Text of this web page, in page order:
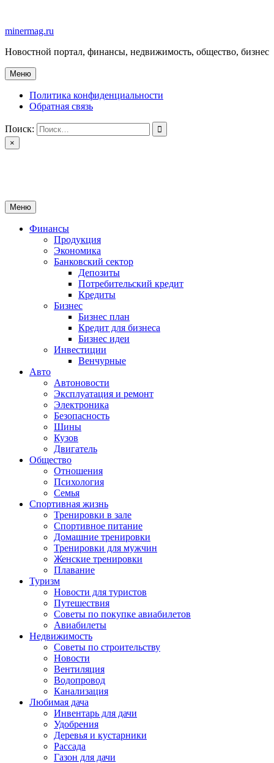
содержимому
minermag.ru
Новостной портал, финансы, недвижимость, общество, бизнес
Меню
Политика конфиденциальности
Обратная связь
Поиск:
×
Меню
Финансы
Продукция
Экономика
Банковский сектор
Депозиты
Потребительский кредит
Кредиты
Бизнес
Бизнес план
Кредит для бизнеса
Бизнес идеи
Инвестиции
Венчурные
Авто
Автоновости
Эксплуатация и ремонт
Электроника
Безопасность
Шины
Кузов
Двигатель
Общество
Отношения
Психология
Семья
Спортивная жизнь
Тренировки в зале
Спортивное питание
Домашние тренировки
Тренировки для мужчин
Женские тренировки
Плавание
Туризм
Новости для туристов
Путешествия
Советы по покупке авиабилетов
Авиабилеты
Недвижимость
Советы по строительству
Новости
Вентиляция
Водопровод
Канализация
Любимая дача
Инвентарь для дачи
Удобрения
Деревья и кустарники
Рассада
Газон для дачи